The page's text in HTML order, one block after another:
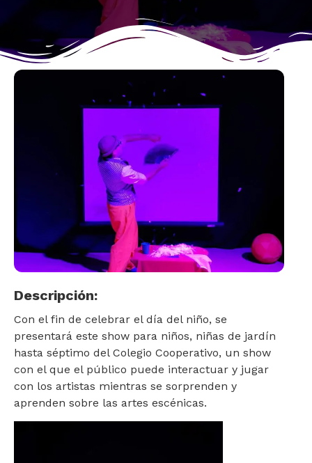
Descripción:
Con el fin de celebrar el día del niño, se
presentará este show para niños, niñas de jardín
hasta séptimo del Colegio Cooperativo, un show
con el que el público puede interactuar y jugar
con los artistas mientras se sorprenden y
aprenden sobre las artes escénicas.